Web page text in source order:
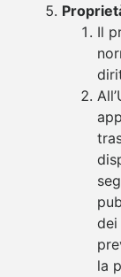
Il
dei
la